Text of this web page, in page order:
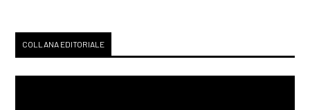
COLLANA EDITORIALE